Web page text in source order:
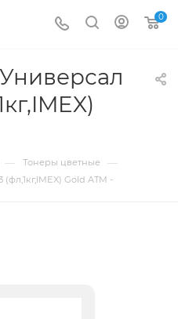
0
— Тонеры цветные —
Gold ATM -